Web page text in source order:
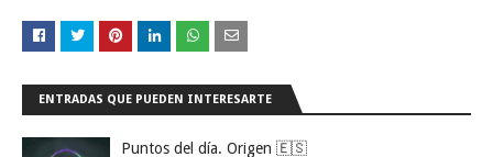
ENTRADAS QUE PUEDEN INTERESARTE
Puntos del día. Origen 🇪🇸